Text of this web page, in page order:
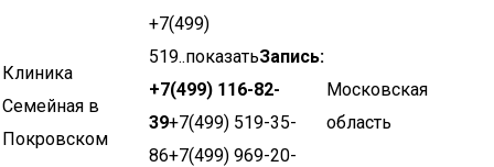
Клиника
Семейная в
Покровском
+7(499)
519..показатьЗапись:
+7(499) 116-82-
39+7(499) 519-35-
86+7(499) 969-20-
Московская
область